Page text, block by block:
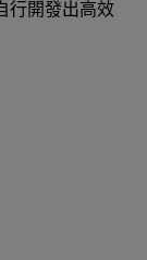
行開發出高效